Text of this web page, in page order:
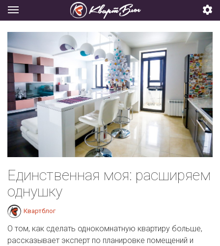
Единственная моя: расширяем
однушку
Квартблог
О том, как сделать однокомнатную квартиру больше,
рассказывает эксперт по планировке помещений и